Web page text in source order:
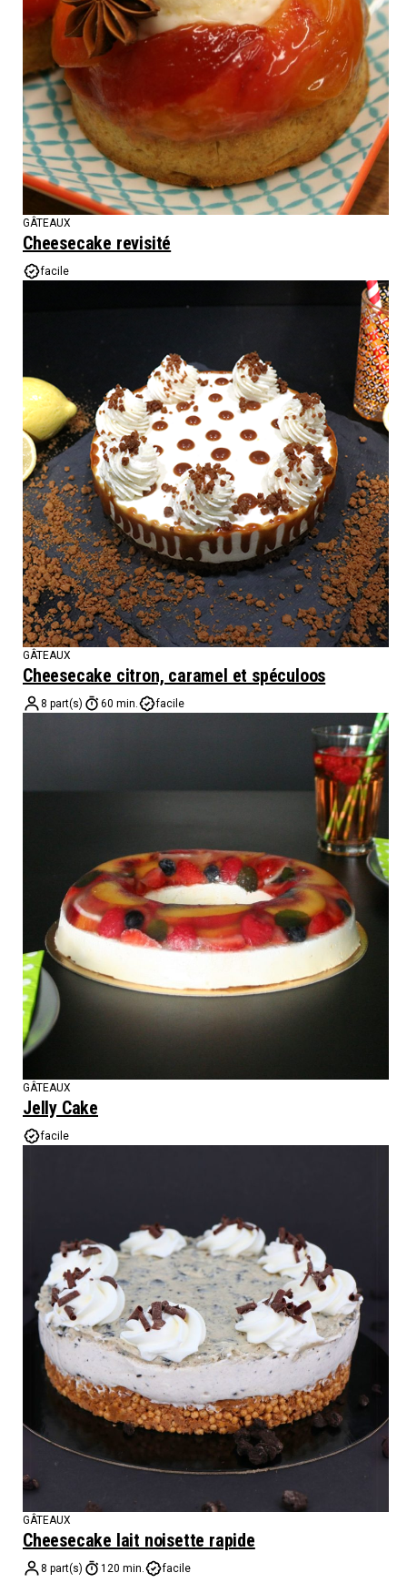
GÂTEAUX
Cheesecake revisité
facile
GÂTEAUX
Cheesecake citron, caramel et spéculoos
8 part(s) 60 min. facile
GÂTEAUX
Jelly Cake
facile
GÂTEAUX
Cheesecake lait noisette rapide
8 part(s) 120 min. facile